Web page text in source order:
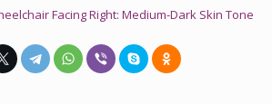
Facing Right: Medium-Dark Skin Tone